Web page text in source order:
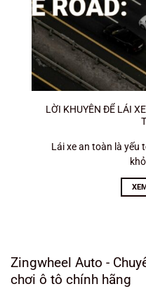
LỜI KHUYÊN ĐỂ LÁI
Lái xe an toàn là yếu
Zingwheel Auto -
chơi ô tô chính hãng